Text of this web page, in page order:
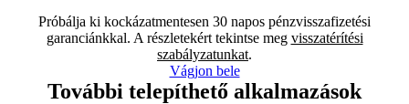
Próbálja ki kockázatmentesen 30 napos pénzvisszafizetési
garanciánkkal. A részletekért tekintse meg visszatérítési
szabályzatunkat.
Vágjon bele
További telepíthető alkalmazások